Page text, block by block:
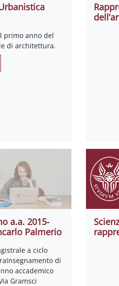
primo anno del
di architettura.
a.a. 2015-
Palmerio
a ciclo
di
accademico
Gramsci